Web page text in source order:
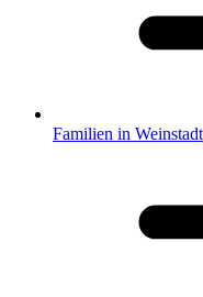
Familien in Weinstadt